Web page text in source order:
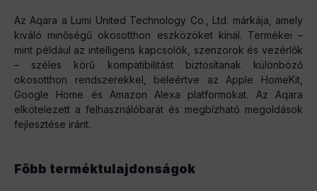
Az Aqara a Lumi United Technology Co., Ltd. márkája, amely
kiváló minőségű okosotthon eszközöket kínál. Termékei –
mint például az intelligens kapcsolók, szenzorok és vezérlők
– széles körű kompatibilitást biztosítanak különböző
okosotthon rendszerekkel, beleértve az Apple HomeKit,
Google Home és Amazon Alexa platformokat. Az Aqara
elkötelezett a felhasználóbarát és megbízható megoldások
fejlesztése iránt.
Főbb terméktulajdonságok